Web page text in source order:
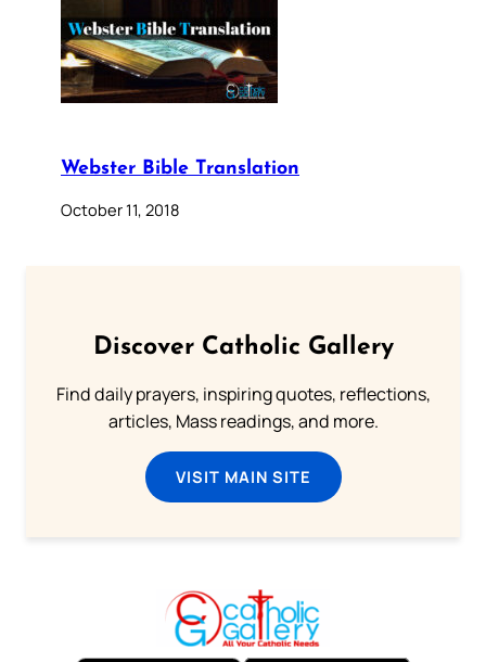
Webster Bible Translation
October 11, 2018
Discover Catholic Gallery
Find daily prayers, inspiring quotes, reflections,
articles, Mass readings, and more.
VISIT MAIN SITE